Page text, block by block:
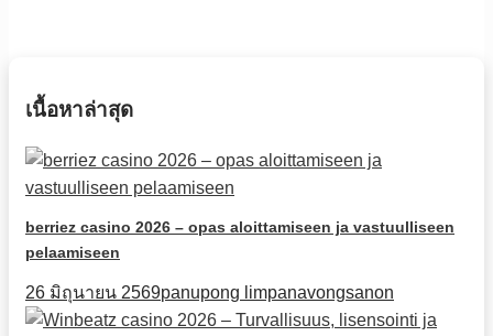
เนื้อหาล่าสุด
berriez casino 2026 – opas aloittamiseen ja vastuulliseen
pelaamiseen
26 มิถุนายน 2569panupong limpanavongsanon